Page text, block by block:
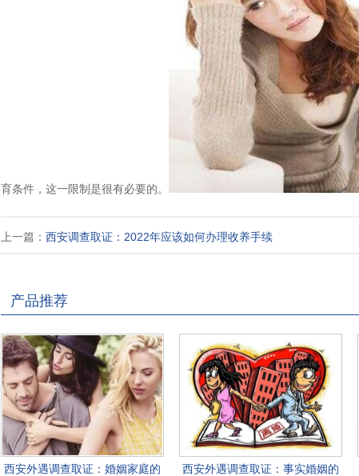
育条件，这一限制是很有必要的。
上一篇： 西安调查取证：2022年应该如何办理收养手续
产品推荐
西安外遇调查取证：婚姻家庭的
西安外遇调查取证：事实婚姻的